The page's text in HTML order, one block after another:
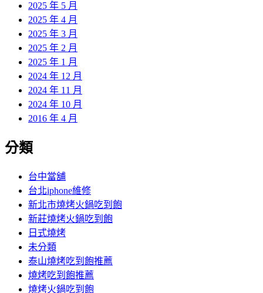
2025 年 5 月
2025 年 4 月
2025 年 3 月
2025 年 2 月
2025 年 1 月
2024 年 12 月
2024 年 11 月
2024 年 10 月
2016 年 4 月
分類
台中當舖
台北iphone維修
新北市燒烤火鍋吃到飽
新莊燒烤火鍋吃到飽
日式燒烤
未分類
泰山燒烤吃到飽推薦
燒烤吃到飽推薦
燒烤火鍋吃到飽